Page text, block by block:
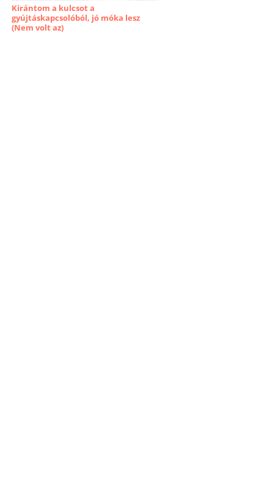
Kirántom a kulcsot a
gyújtáskapcsolóból, jó móka lesz
(Nem volt az)